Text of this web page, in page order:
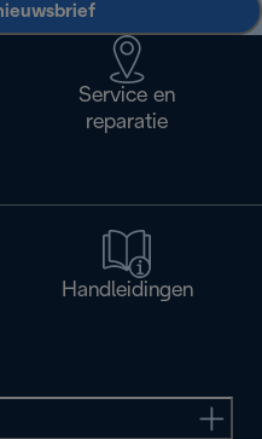
Service en
reparatie
Handleidingen